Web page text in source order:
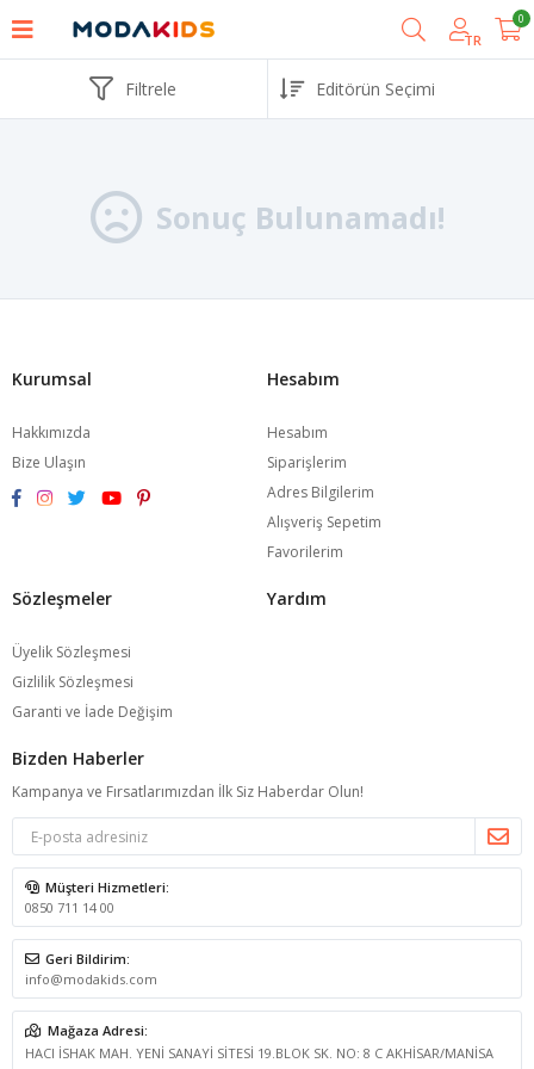
TR
0
Filtrele
Sonuç Bulunamadı!
Kurumsal
Hakkımızda
Bize Ulaşın
Hesabım
Hesabım
Siparişlerim
Adres Bilgilerim
Alışveriş Sepetim
Favorilerim
Sözleşmeler
Üyelik Sözleşmesi
Gizlilik Sözleşmesi
Garanti ve İade Değişim
Yardım
Bizden Haberler
Kampanya ve Fırsatlarımızdan İlk Siz Haberdar Olun!
Müşteri Hizmetleri:
0850 711 14 00
Geri Bildirim:
info@modakids.com
Mağaza Adresi:
HACI İSHAK MAH. YENİ SANAYİ SİTESİ 19.BLOK SK. NO: 8 C AKHİSAR/MANİSA